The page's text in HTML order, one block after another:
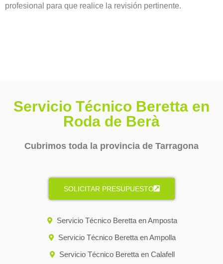
profesional para que realice la revisión pertinente.
Servicio Técnico Beretta en
Roda de Berà
Cubrimos toda la provincia de Tarragona
SOLICITAR PRESUPUESTO
Servicio Técnico Beretta en Amposta
Servicio Técnico Beretta en Ampolla
Servicio Técnico Beretta en Calafell